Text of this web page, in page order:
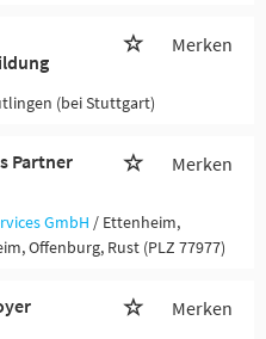
Merken
(bei Stuttgart)
Partner
Merken
GmbH / Ettenheim,
Offenburg, Rust (PLZ 77977)
Merken